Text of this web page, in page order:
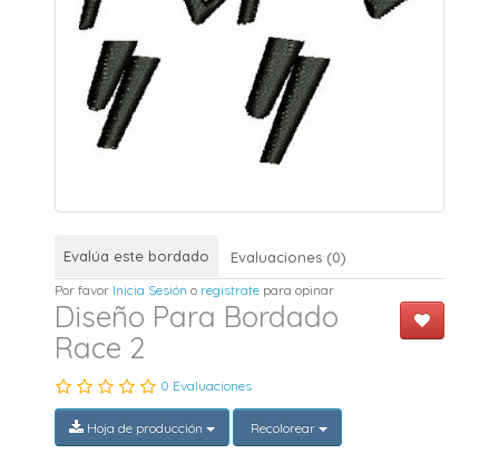
Evalúa este bordado Evaluaciones (0)
Por favor Inicia Sesión o registrate para opinar
Diseño Para Bordado
Race 2
0 Evaluaciones
Hoja de producción Recolorear